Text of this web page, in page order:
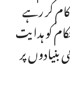
کر رہے
کو ہدایت
بنیادوں پر